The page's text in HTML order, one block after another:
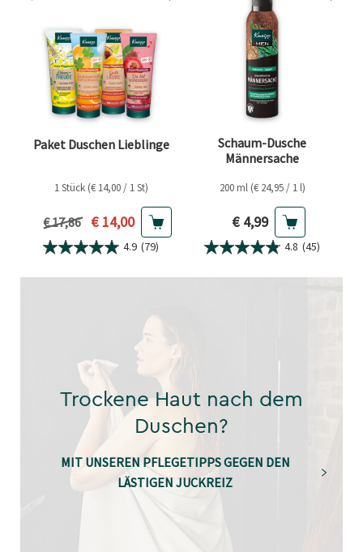
Paket Duschen Lieblinge
1 Stück (€ 14,00 / 1 St)
Vorheriger Preis
€ 17,86 Aktueller Preis
€ 14,00
4.9 (79)
Schaum-Dusche
Männersache
200 ml (€ 24,95 / 1 l)
Aktueller Preis
€ 4,99
4.8 (45)
Trockene Haut nach dem
Duschen?
MIT UNSEREN PFLEGETIPPS GEGEN DEN
LÄSTIGEN JUCKREIZ